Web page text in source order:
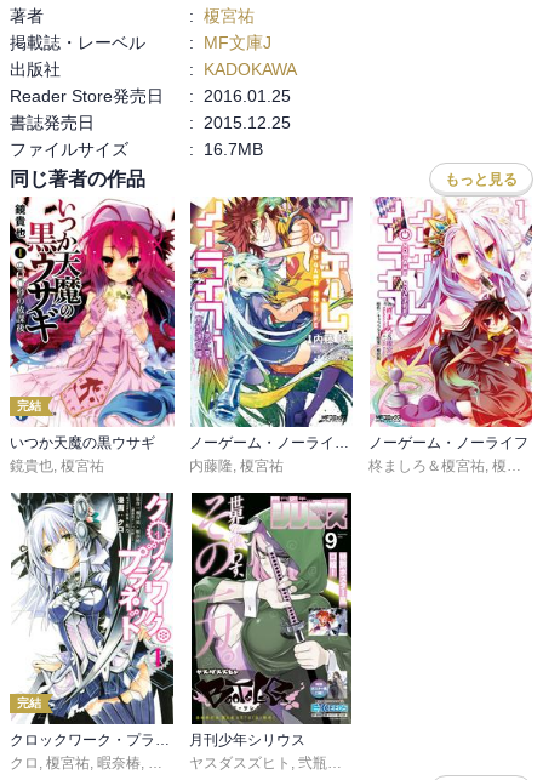
そんな感じで星５をつけたい内容なのですが、自分的には少しわか
りづらいところなどもちょくちょく見られたので星４にさせていた
著者
: 榎宮祐
掲載誌・レーベル
:
MF文庫J
出版社
:
KADOKAWA
Reader Store発売日
:
2016.01.25
書誌発売日
:
2015.12.25
ファイルサイズ
: 16.7MB
同じ著者の作品 もっと見る
完結
いつか天魔の黒ウサギ
鏡貴也, 榎宮祐
ノーゲーム・ノーライフ 第二章 東部連合編
内藤隆, 榎宮祐
ノーゲーム・ノーライフ
柊ましろ＆榎宮祐, 榎宮祐
完結
クロ 榎宮祐 暇奈椿
月刊少年シリウス
ヤスダスズヒト
弐瓶勉